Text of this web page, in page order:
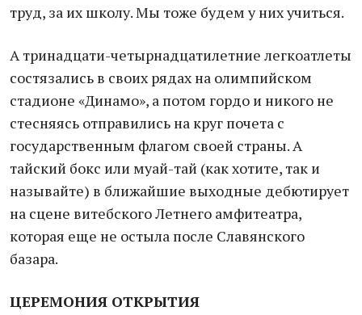
труд, за их школу. Мы тоже будем у них учиться.
А тринадцати-четырнадцатилетние легкоатлеты
состязались в своих рядах на олимпийском
стадионе «Динамо», а потом гордо и никого не
стесняясь отправились на круг почета с
государственным флагом своей страны. А
тайский бокс или муай-тай (как хотите, так и
называйте) в ближайшие выходные дебютирует
на сцене витебского Летнего амфитеатра,
которая еще не остыла после Славянского
базара.
ЦЕРЕМОНИЯ ОТКРЫТИЯ